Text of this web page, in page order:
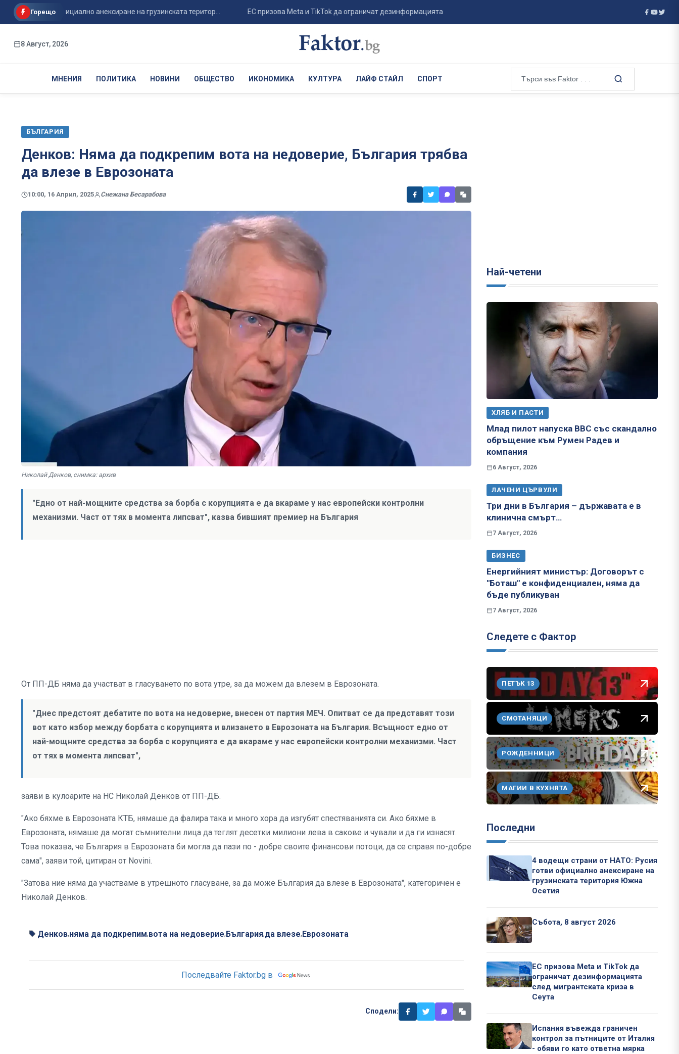
Горещо
готви официално анексиране на грузинската територ... ЕС призова Meta и TikTok да ограничат дезинформацията след мигрантската криза в ... Испания въвежда граничен контрол за
8 Август, 2026
МНЕНИЯ ПОЛИТИКА НОВИНИ ОБЩЕСТВО ИКОНОМИКА КУЛТУРА ЛАЙФ СТАЙЛ СПОРТ
БЪЛГАРИЯ
Денков: Няма да подкрепим вота на недоверие, България трябва
да влезе в Еврозоната
10:00, 16 Април, 2025 Снежана Бесарабова
Николай Денков, снимка: архив
"Едно от най-мощните средства за борба с корупцията е да вкараме у нас европейски контролни
механизми. Част от тях в момента липсват", казва бившият премиер на България
От ПП-ДБ няма да участват в гласуването по вота утре, за да можем да влезем в Еврозоната.
"Днес предстоят дебатите по вота на недоверие, внесен от партия МЕЧ. Опитват се да представят този
вот като избор между борбата с корупцията и влизането в Еврозоната на България. Всъщност едно от
най-мощните средства за борба с корупцията е да вкараме у нас европейски контролни механизми. Част
от тях в момента липсват",
заяви в кулоарите на НС Николай Денков от ПП-ДБ.
"Ако бяхме в Еврозоната КТБ, нямаше да фалира така и много хора да изгубят спестяванията си. Ако бяхме в
Еврозоната, нямаше да могат съмнителни лица да теглят десетки милиони лева в сакове и чували и да ги изнасят.
Това показва, че България в Еврозоната би могла да пази по - добре своите финансови потоци, да се справя по-добре
сама", заяви той, цитиран от Novini.
"Затова ние няма да участваме в утрешното гласуване, за да може България да влезе в Еврозоната", категоричен е
Николай Денков.
Денков,няма да подкрепим,вота на недоверие,България,да влезе,Еврозоната
Последвайте Faktor.bg в
Сподели:
Най-четени
ХЛЯБ И ПАСТИ
Млад пилот напуска ВВС със скандално
обръщение към Румен Радев и
компания
6 Август, 2026
ЛАЧЕНИ ЦЪРВУЛИ
Три дни в България – държавата е в
клинична смърт…
7 Август, 2026
БИЗНЕС
Енергийният министър: Договорът с
"Боташ" е конфиденциален, няма да
бъде публикуван
7 Август, 2026
Следете с Фактор
ПЕТЪК 13
СМОТАНЯЦИ
РОЖДЕННИЦИ
МАГИИ В КУХНЯТА
Последни
4 водещи страни от НАТО: Русия
готви официално анексиране на
грузинската територия Южна
Осетия
Събота, 8 август 2026
ЕС призова Meta и TikTok да
ограничат дезинформацията
след мигрантската криза в
Сеута
Испания въвежда граничен
контрол за пътниците от Италия
- обяви го като ответна мярка